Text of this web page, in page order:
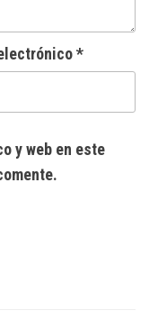
*
y web en este